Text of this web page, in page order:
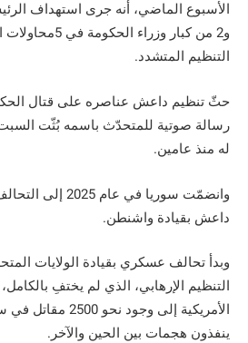
الأسبوع الماضي، أنه جرى استهداف
و2 من كبار وزراء
التنظيم المتشدد.
حثّ تنظيم داعش عناصره على قتال
رسالة صوتية للمتحدّث باسمه بُثّت السبت
له منذ عامين.
وانضمّت سوريا في
داعش بقيادة واشنطن.
التنظيم الإرهابي، الذي لم يختفِ
الأمريكية إلى وجود
ينفذون هجمات بين الحين والآخر.